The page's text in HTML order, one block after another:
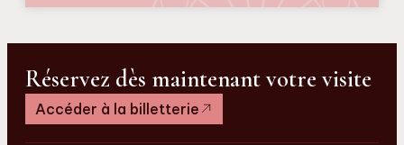
Réservez dès maintenant votre visite
Accéder à la billetterie